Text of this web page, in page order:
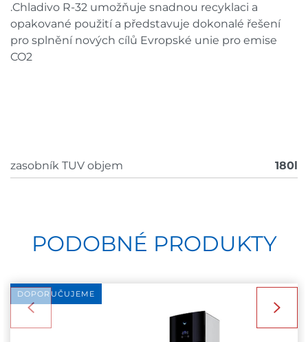
zasobník TUV objem 180l
.Chladivo R-32 umožňuje snadnou recyklaci a
opakované použití a představuje dokonalé řešení
pro splnění nových cílů Evropské unie pro emise
CO2
PODOBNÉ PRODUKTY
DOPORUČUJEME